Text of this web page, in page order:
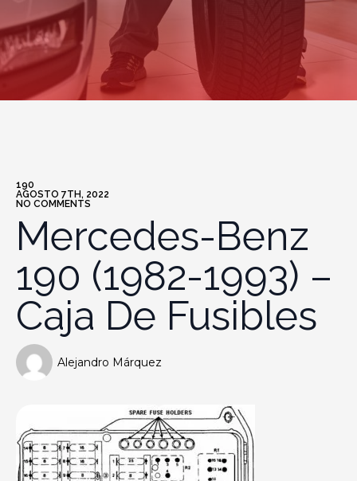
190
AGOSTO 7TH, 2022
NO COMMENTS
Mercedes-Benz
190 (1982-1993) –
Caja De Fusibles
Alejandro Márquez